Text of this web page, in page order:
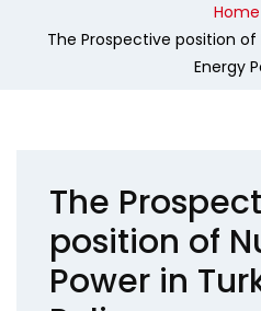
Home
The Prospective position of
Energy
The
position of
Power in